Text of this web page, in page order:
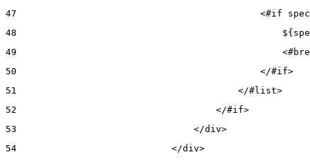
47
<#if
48
49
50
                                            </#if>
51
                                        </#list>
52
                                    </#if>
53
                                </div>
54
                            </div>